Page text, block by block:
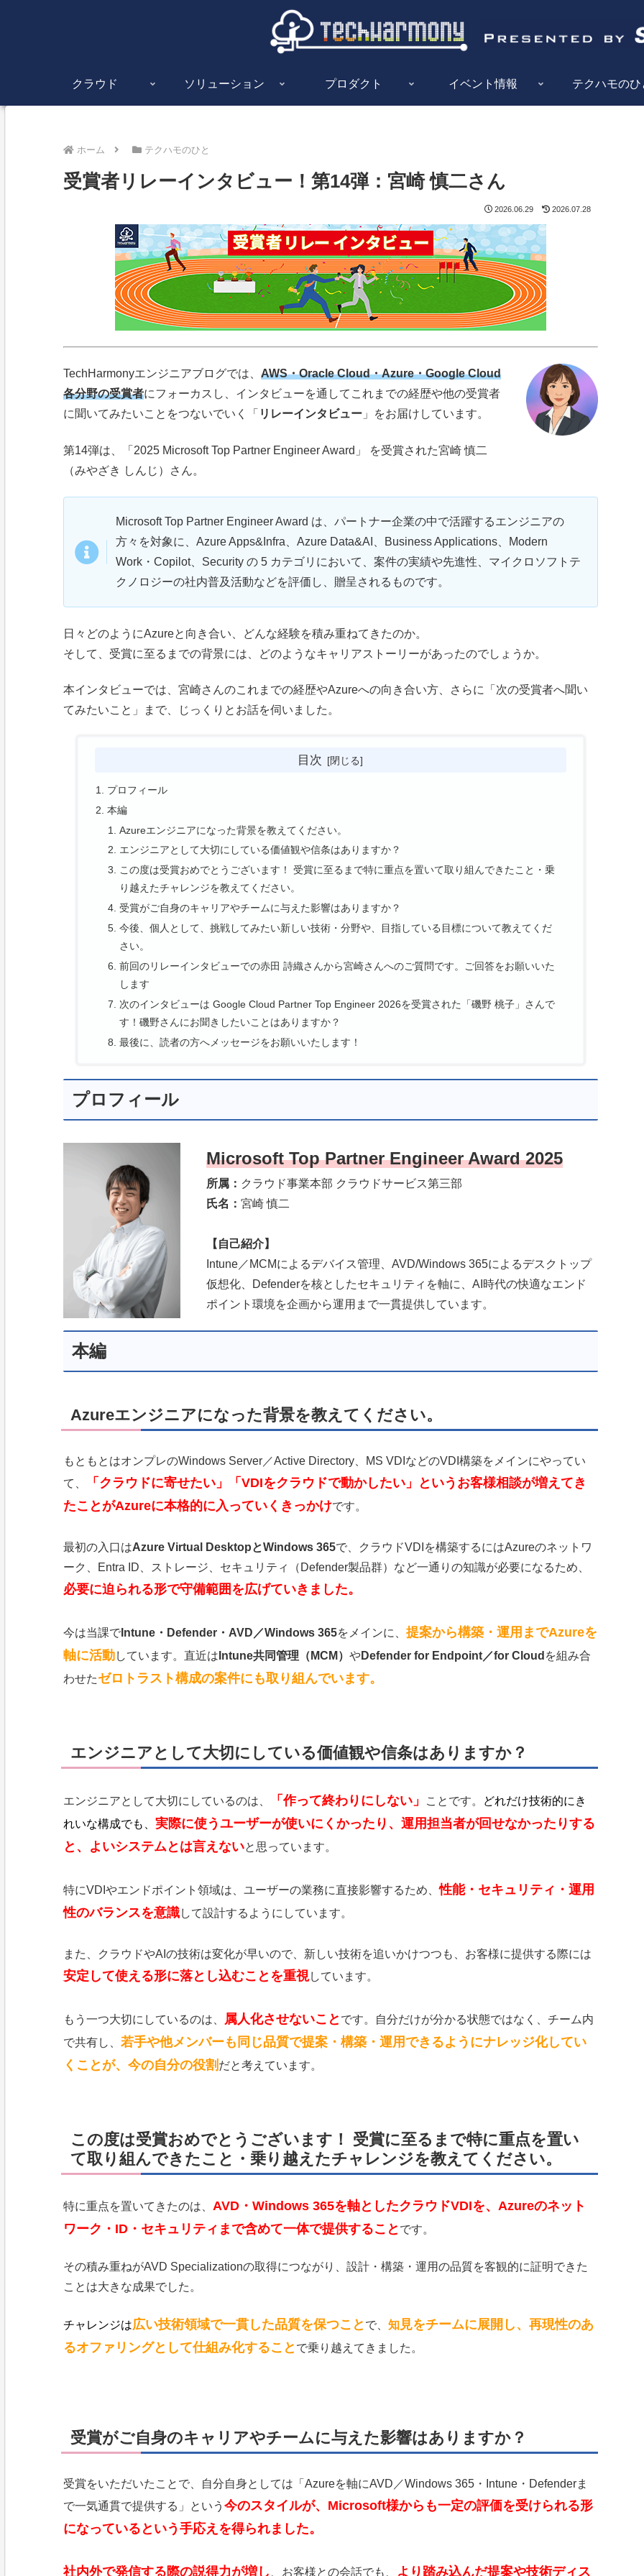
クラウド ソリューション プロダクト イベント情報 テクハモのひ
ホーム テクハモのひと
受賞者リレーインタビュー！第14弾：宮崎 慎二さん
2026.06.29 2026.07.28
TechHarmonyエンジニアブログでは、 AWS・Oracle Cloud・Azure・Google Cloud
各分野の受賞者にフォーカスし、インタビューを通してこれまでの経歴や他の受賞者
に聞いてみたいことをつないでいく「 リレーインタビュー」をお届けしています。
第14弾は、「2025 Microsoft Top Partner Engineer Award」 を受賞された宮崎 慎二
（みやざき しんじ）さん。
Microsoft Top Partner Engineer Award は、パートナー企業の中で活躍するエンジニアの
方々を対象に、Azure Apps&Infra、Azure Data&AI、Business Applications、Modern
Work・Copilot、Security の 5 カテゴリにおいて、案件の実績や先進性、マイクロソフトテ
クノロジーの社内普及活動などを評価し、贈呈されるものです。
日々どのようにAzureと向き合い、どんな経験を積み重ねてきたのか。
そして、受賞に至るまでの背景には、どのようなキャリアストーリーがあったのでしょうか。
本インタビューでは、宮崎さんのこれまでの経歴やAzureへの向き合い方、さらに「次の受賞者へ聞い
てみたいこと」まで、じっくりとお話を伺いました。
目次
プロフィール
本編
Azureエンジニアになった背景を教えてください。
エンジニアとして大切にしている価値観や信条はありますか？
この度は受賞おめでとうございます！ 受賞に至るまで特に重点を置いて取り組んできたこと・乗
り越えたチャレンジを教えてください。
受賞がご自身のキャリアやチームに与えた影響はありますか？
今後、個人として、挑戦してみたい新しい技術・分野や、目指している目標について教えてくだ
さい。
前回のリレーインタビューでの赤田 詩織さんから宮崎さんへのご質問です。ご回答をお願いいた
します
次のインタビューは Google Cloud Partner Top Engineer 2026を受賞された「磯野 桃子」さんで
す！磯野さんにお聞きしたいことはありますか？
最後に、読者の方へメッセージをお願いいたします！
プロフィール
Microsoft Top Partner Engineer Award 2025
所属： クラウド事業本部 クラウドサービス第三部
氏名： 宮崎 慎二
【自己紹介】
Intune／MCMによるデバイス管理、AVD/Windows 365によるデスクトップ
仮想化、Defenderを核としたセキュリティを軸に、AI時代の快適なエンド
ポイント環境を企画から運用まで一貫提供しています。
本編
Azureエンジニアになった背景を教えてください。
もともとはオンプレのWindows Server／Active Directory、MS VDIなどのVDI構築をメインにやってい
て、
「クラウドに寄せたい」「VDIをクラウドで動かしたい」というお客様相談が増えてき
たことがAzureに本格的に入っていくきっかけです。
最初の入口はAzure Virtual DesktopとWindows 365で、クラウドVDIを構築するにはAzureのネットワ
ーク、Entra ID、ストレージ、セキュリティ（Defender製品群）など一通りの知識が必要になるため、
必要に迫られる形で守備範囲を広げていきました。
今は当課でIntune・Defender・AVD／Windows 365をメインに、 提案から構築・運用までAzureを
軸に活動しています。直近は Intune共同管理（MCM） やDefender for Endpoint／for Cloud を組み合
わせたゼロトラスト構成の案件にも取り組んでいます。
エンジニアとして大切にしている価値観や信条はありますか？
エンジニアとして大切にしているのは、 「作って終わりにしない」 ことです。
どれだけ技術的にき
れいな構成でも、 実際に使うユーザーが使いにくかったり、運用担当者が回せなかったりする
と、よいシステムとは言えないと思っています。
特にVDIやエンドポイント領域は、ユーザーの業務に直接影響するため、性能・セキュリティ・運用
性のバランスを意識して設計するようにしています。
また、クラウドやAIの技術は変化が早いので、新しい技術を追いかけつつも、お客様に提供する際には
安定して使える形に落とし込むことを重視しています。
もう一つ大切にしているのは、 属人化させないこと です。自分だけが分かる状態ではなく、チーム内
で共有し、 若手や他メンバーも同じ品質で提案・構築・運用できるようにナレッジ化してい
くことが、今の自分の役割 だと考えています。
この度は受賞おめでとうございます！ 受賞に至るまで特に重点を置い
て取り組んできたこと・乗り越えたチャレンジを教えてください。
特に重点を置いてきたのは、 AVD・Windows 365を軸としたクラウドVDIを、Azureのネット
ワーク・ID・セキュリティまで含めて一体で提供すること です。
その積み重ねがAVD Specializationの取得につながり、設計・構築・運用の品質を客観的に証明できた
ことは大きな成果でした。
チャレンジは広い技術領域で一貫した品質を保つこと で、 知見をチームに展開し、再現性のあ
るオファリングとして仕組み化すること で乗り越えてきました。
受賞がご自身のキャリアやチームに与えた影響はありますか？
受賞をいただいたことで、自分自身としては「Azureを軸にAVD／Windows 365・Intune・Defenderま
で一気通貫で提供する」という 今のスタイルが、Microsoft様からも一定の評価を受けられる形
になっているという手応えを得られました。
社内外で発信する際の説得力が増し 、お客様との会話でも、 より踏み込んだ提案や技術ディス